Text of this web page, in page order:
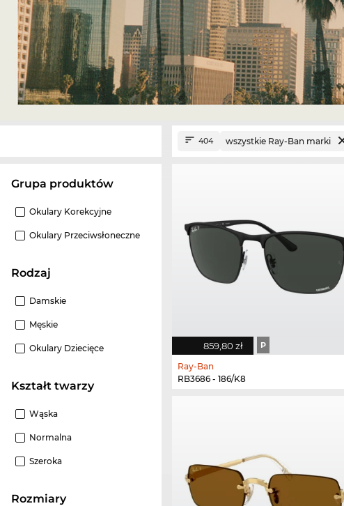
grupa produktów
Okulary Korekcyjne
Okulary Przeciwsłoneczne
Rodzaj
Damskie
Męskie
Okulary Dziecięce
Kształt twarzy
Wąska
Normalna
Szeroka
rozmiary
404 wszystkie Ray-Ban marki
859,80 zł P
Ray-Ban
RB3686 - 186/K8